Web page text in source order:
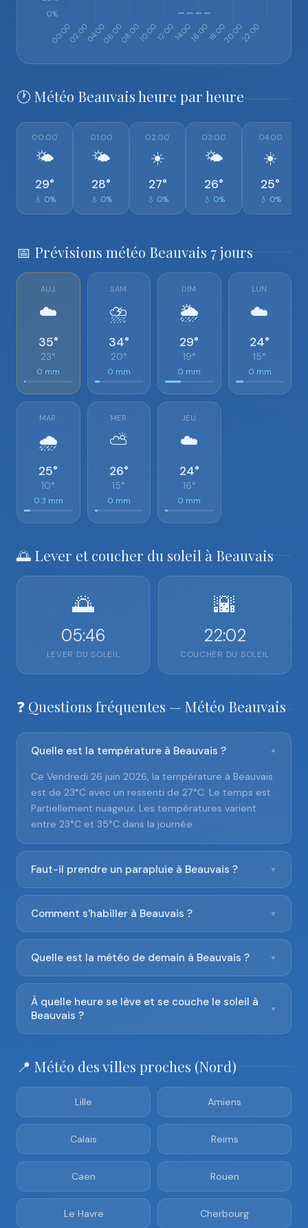
🕐 Météo Beauvais heure par heure
00:00
🌤️
29°
💧 0%
01:00
🌤️
28°
💧 0%
02:00
☀️
27°
💧 0%
03:00
🌤️
26°
💧 0%
04:00
☀️
25°
💧 0%
📅 Prévisions météo Beauvais 7 jours
AUJ.
☁️
35°
23°
0 mm
SAM.
⛈️
34°
20°
0 mm
DIM.
🌦️
29°
19°
0 mm
LUN.
☁️
24°
15°
0 mm
MAR.
🌧️
25°
10°
0.3 mm
MER.
⛅
26°
15°
0 mm
JEU.
☁️
24°
16°
0 mm
🌅 Lever et coucher du soleil à Beauvais
🌅
05:46
LEVER DU SOLEIL
🌇
22:02
COUCHER DU SOLEIL
❓ Questions fréquentes — Météo Beauvais
Quelle est la température à Beauvais ? ▼
Ce Vendredi 26 juin 2026, la température à Beauvais
est de 23°C avec un ressenti de 27°C. Le temps est
Partiellement nuageux. Les températures varient
entre 23°C et 35°C dans la journée.
Faut-il prendre un parapluie à Beauvais ? ▼
Comment s'habiller à Beauvais ? ▼
Quelle est la météo de demain à Beauvais ? ▼
À quelle heure se lève et se couche le soleil à
Beauvais ?
▼
📍 Météo des villes proches (Nord)
Lille Amiens
Calais Reims
Caen Rouen
Le Havre Cherbourg